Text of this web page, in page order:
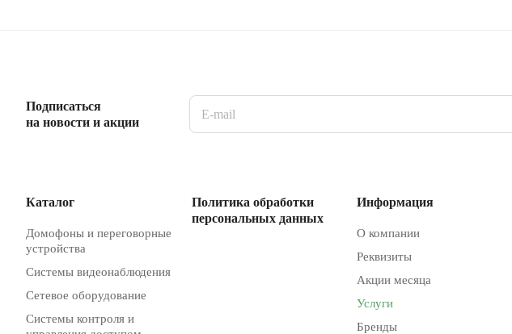
Подписаться
на новости и акции
Каталог
Домофоны и переговорные
устройства
Системы видеонаблюдения
Сетевое оборудование
Системы контроля и
Политика обработки
персональных данных
Информация
О компании
Реквизиты
Акции месяца
Услуги
Бренды